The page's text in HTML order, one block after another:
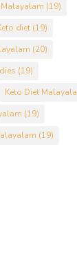
(19)
diet(19)
(20)
(19)
Keto Diet
(19)
(19)